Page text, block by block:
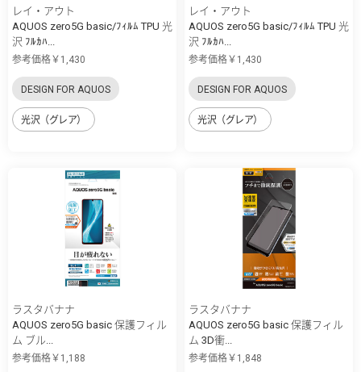
レイ・アウト
AQUOS zero5G basic/ﾌｨﾙﾑ TPU 光
沢 ﾌﾙｶﾊ...
参考価格￥1,430
DESIGN FOR AQUOS
光沢（グレア）
レイ・アウト
AQUOS zero5G basic/ﾌｨﾙﾑ TPU 光
沢 ﾌﾙｶﾊ...
参考価格￥1,430
DESIGN FOR AQUOS
光沢（グレア）
ラスタバナナ
AQUOS zero5G basic 保護フィル
ム ブル...
参考価格￥1,188
ラスタバナナ
AQUOS zero5G basic 保護フィル
ム 3D衝...
参考価格￥1,848